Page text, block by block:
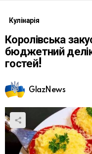
Кулінарія
Королівська
бюджетний
гостей!
GlazNews